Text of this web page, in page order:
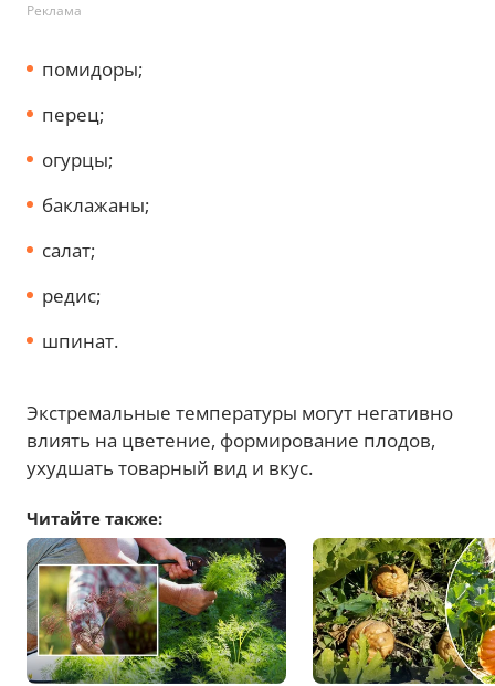
Реклама
помидоры;
перец;
огурцы;
баклажаны;
салат;
редис;
шпинат.
Экстремальные температуры могут негативно
влиять на цветение, формирование плодов,
ухудшать товарный вид и вкус.
Читайте также: